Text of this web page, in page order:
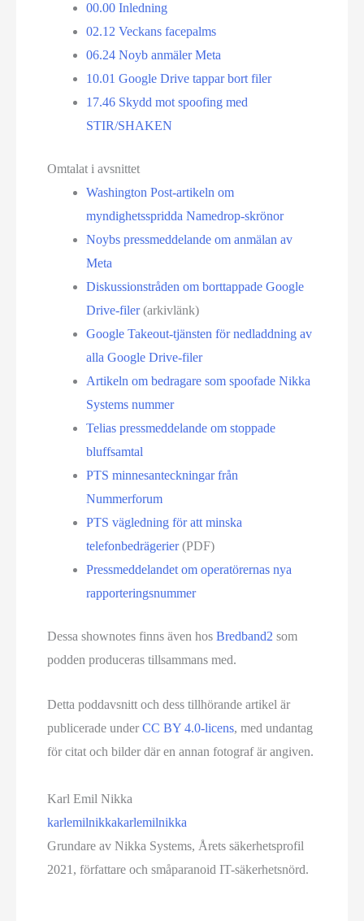
00.00 Inledning
02.12 Veckans facepalms
06.24 Noyb anmäler Meta
10.01 Google Drive tappar bort filer
17.46 Skydd mot spoofing med
STIR/SHAKEN
Omtalat i avsnittet
Washington Post-artikeln om
myndighetsspridda Namedrop-skrönor
Noybs pressmeddelande om anmälan av
Meta
Diskussionstråden om borttappade Google
Drive-filer(arkivlänk)
Google Takeout-tjänsten för nedladdning av
alla Google Drive-filer
Artikeln om bedragare som spoofade Nikka
Systems nummer
Telias pressmeddelande om stoppade
bluffsamtal
PTS minnesanteckningar från
Nummerforum
PTS vägledning för att minska
telefonbedrägerier(PDF)
Pressmeddelandet om operatörernas nya
rapporteringsnummer
Dessa shownotes finns även hosBredband2 som
podden produceras tillsammans med.
Detta poddavsnitt och dess tillhörande artikel är
publicerade underCC BY 4.0-licens, med undantag
för citat och bilder där en annan fotograf är angiven.
Karl Emil Nikka
karlemilnikkakarlemilnikka
Grundare av Nikka Systems, Årets säkerhetsprofil
2021, författare och småparanoid IT-säkerhetsnörd.